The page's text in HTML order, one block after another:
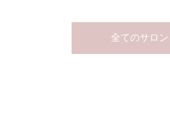
全てのサロン